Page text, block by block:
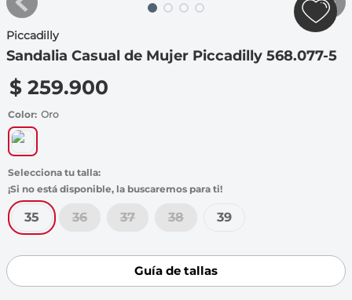
Piccadilly
Sandalia Casual de Mujer Piccadilly 568.077-5
$ 259.900
Color Oro
35 36 37 38 39
Guía de tallas
1 .
2.
sandalias
3.
carolina cruz
4.
ipanema
5.
tacones
7.
throwing
8.
skechers
cartago
10. bubble gummers